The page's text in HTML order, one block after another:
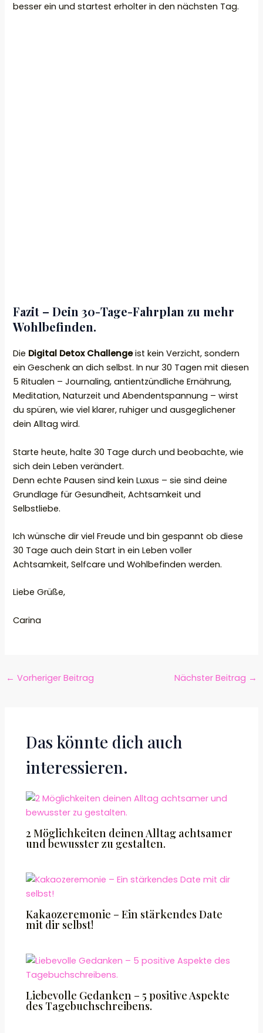
besser ein und startest erholter in den nächsten Tag.
Fazit – Dein 30-Tage-Fahrplan zu mehr
Wohlbefinden.
Die Digital Detox Challengeist kein Verzicht, sondern
ein Geschenk an dich selbst. In nur 30 Tagen mit diesen
5 Ritualen – Journaling, antientzündliche Ernährung,
Meditation, Naturzeit und Abendentspannung – wirst
du spüren, wie viel klarer, ruhiger und ausgeglichener
dein Alltag wird.
Starte heute, halte 30 Tage durch und beobachte, wie
sich dein Leben verändert.
Denn echte Pausen sind kein Luxus – sie sind deine
Grundlage für Gesundheit, Achtsamkeit und
Selbstliebe.
Ich wünsche dir viel Freude und bin gespannt ob diese
30 Tage auch dein Start in ein Leben voller
Achtsamkeit, Selfcare und Wohlbefinden werden.
Liebe Grüße,
Carina
← Vorheriger Beitrag Nächster Beitrag →
Das könnte dich auch
interessieren.
2 Möglichkeiten deinen Alltag achtsamer
und bewusster zu gestalten.
Kakaozeremonie – Ein stärkendes Date
mit dir selbst!
Liebevolle Gedanken – 5 positive Aspekte
des Tagebuchschreibens.